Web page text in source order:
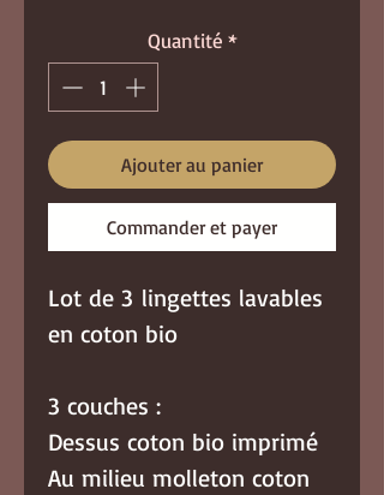
Quantité *
Ajouter au panier
Commander et payer
Lot de 3 lingettes lavables
en coton bio
3 couches :
Dessus coton bio imprimé
Au milieu molleton coton